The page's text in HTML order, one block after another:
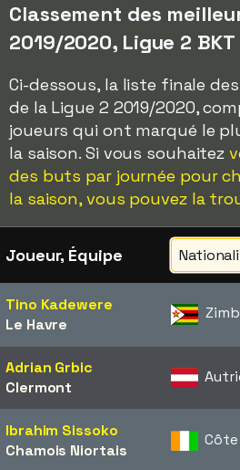
Classement des
2019/2020, Ligue 2 BKT
Ci-dessous, la liste finale
de la Ligue 2 2019/2020,
joueurs qui ont marqué le
la saison. Si vous souhaitez
des buts par journée pour
la saison, vous pouvez la
Joueur, Équipe
Tino Kadewere
Le Havre
Adrian Grbic
Clermont
Ibrahim Sissoko
Chamois Niortais